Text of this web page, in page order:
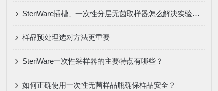
SteriWare插槽、一次性分层无菌取样器怎么解决实验室面对的问题
样品预处理选对方法更重要
SteriWare一次性采样器的主要特点有哪些？
如何正确使用一次性无菌样品瓶确保样品安全？